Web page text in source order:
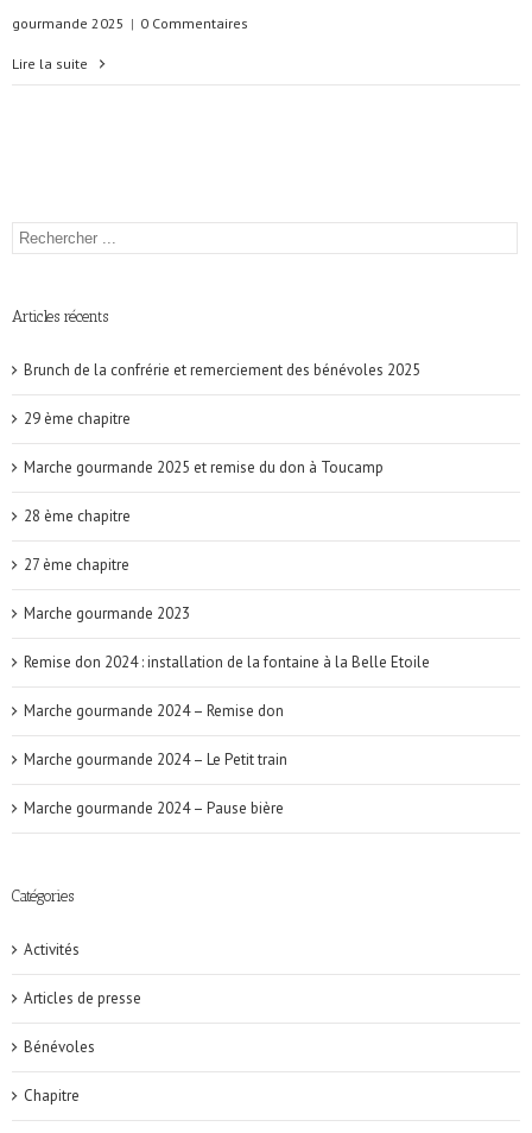
gourmande 2025 | 0 Commentaires
Lire la suite
Articles récents
Brunch de la confrérie et remerciement des bénévoles 2025
29 ème chapitre
Marche gourmande 2025 et remise du don à Toucamp
28 ème chapitre
27 ème chapitre
Marche gourmande 2023
Remise don 2024 : installation de la fontaine à la Belle Etoile
Marche gourmande 2024 – Remise don
Marche gourmande 2024 – Le Petit train
Marche gourmande 2024 – Pause bière
Catégories
Activités
Articles de presse
Bénévoles
Chapitre